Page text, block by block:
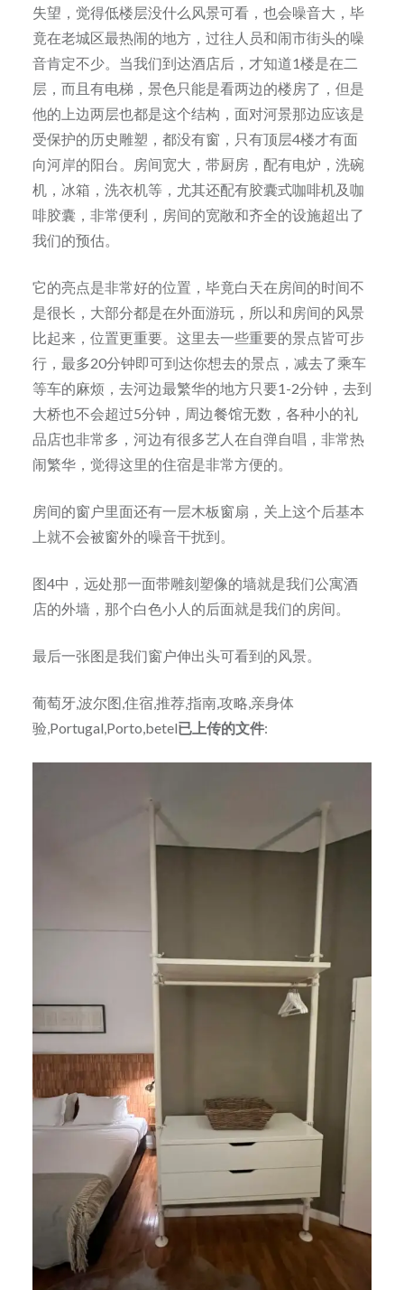
失望，觉得低楼层没什么风景可看，也会噪音大，毕
竟在老城区最热闹的地方，过往人员和闹市街头的噪
音肯定不少。当我们到达酒店后，才知道1楼是在二
层，而且有电梯，景色只能是看两边的楼房了，但是
他的上边两层也都是这个结构，面对河景那边应该是
受保护的历史雕塑，都没有窗，只有顶层4楼才有面
向河岸的阳台。房间宽大，带厨房，配有电炉，洗碗
机，冰箱，洗衣机等，尤其还配有胶囊式咖啡机及咖
啡胶囊，非常便利，房间的宽敞和齐全的设施超出了
我们的预估。
它的亮点是非常好的位置，毕竟白天在房间的时间不
是很长，大部分都是在外面游玩，所以和房间的风景
比起来，位置更重要。这里去一些重要的景点皆可步
行，最多20分钟即可到达你想去的景点，减去了乘车
等车的麻烦，去河边最繁华的地方只要1-2分钟，去到
大桥也不会超过5分钟，周边餐馆无数，各种小的礼
品店也非常多，河边有很多艺人在自弹自唱，非常热
闹繁华，觉得这里的住宿是非常方便的。
房间的窗户里面还有一层木板窗扇，关上这个后基本
上就不会被窗外的噪音干扰到。
图4中，远处那一面带雕刻塑像的墙就是我们公寓酒
店的外墙，那个白色小人的后面就是我们的房间。
最后一张图是我们窗户伸出头可看到的风景。
葡萄牙,波尔图,住宿,推荐,指南,攻略,亲身体
验,Portugal,Porto,betel已上传的文件: